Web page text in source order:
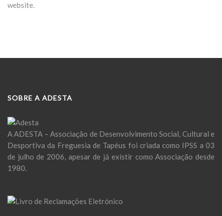
website.
SOBRE A ADESTA
A ADESTA – Associação de Desenvolvimento Social, Cultural e
Desportiva da Freguesia de Tapéus foi criada como IPSS a 03
de julho de 2006, apesar de já existir como Associação desde
1980.